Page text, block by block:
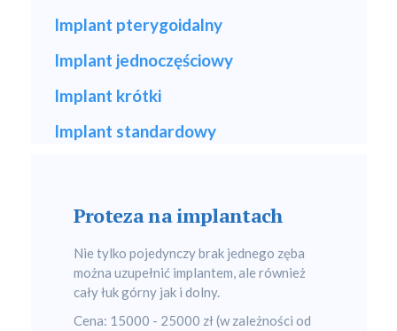
Implant pterygoidalny
Implant jednoczęściowy
Implant krótki
Implant standardowy
Proteza na implantach
Nie tylko pojedynczy brak jednego zęba
można uzupełnić implantem, ale również
cały łuk górny jak i dolny.
Cena: 15000 - 25000 zł (w zależności od